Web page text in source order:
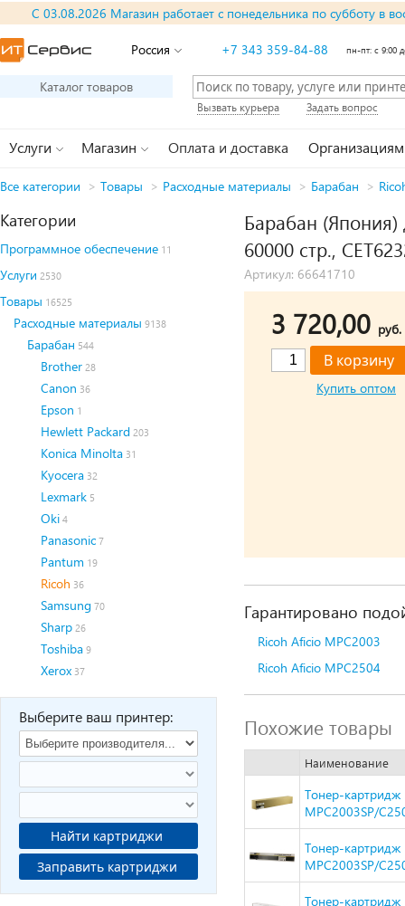
С 03.08.2026 Магазин работает с понедельника по субботу в
Россия +7 343 359-84-88 пн-пт: с 9:00
Каталог товаров
Вызвать курьера Задать вопрос
Услуги Магазин Оплата и доставка Организациям
Все категории > Товары > Расходные материалы > Барабан >
Категории
Программное обеспечение 11
Услуги 2530
Товары 16525
Расходные материалы 9138
Барабан 544
Brother 28
Canon 36
Epson 1
Hewlett Packard 203
Konica Minolta 31
Kyocera 32
Lexmark 5
Oki 4
Panasonic 7
Pantum 19
Ricoh 36
Samsung 70
Sharp 26
Toshiba 9
Xerox 37
Выберите ваш принтер:
Найти картриджи
Заправить картриджи
Барабан (Япония)
60000 стр.,
Артикул: 66641710
3 720,00 руб.
Купить оптом
Гарантировано
Ricoh Aficio MPC2003
Ricoh Aficio MPC2504
Похожие товары
Наименование
Тонер-картридж
MPC2003SP/
Тонер-картридж
MPC2003SP/
Тонер-картридж